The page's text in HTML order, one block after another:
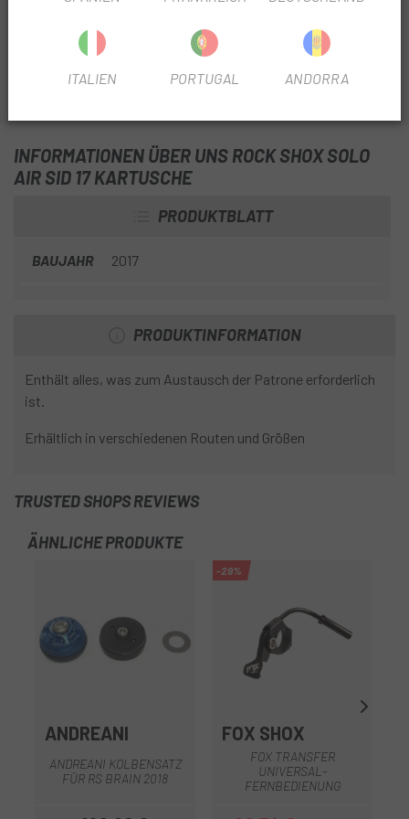
Shox Sid-Gabeln des Jahres 2017.
INFORMATIONEN ÜBER UNS ROCK SHOX SOLO
AIR SID 17 KARTUSCHE
PRODUKTBLATT
BAUJAHR 2017
PRODUKTINFORMATION
Enthält alles, was zum Austausch der Patrone erforderlich
ist.
Erhältlich in verschiedenen Routen und Größen
TRUSTED SHOPS REVIEWS
ÄHNLICHE PRODUKTE
ANDREANI
ANDREANI KOLBENSATZ
FÜR RS BRAIN 2018
-29%
FOX SHOX
FOX TRANSFER
UNIVERSAL-
FERNBEDIENUNG
ITALIEN PORTUGAL ANDORRA